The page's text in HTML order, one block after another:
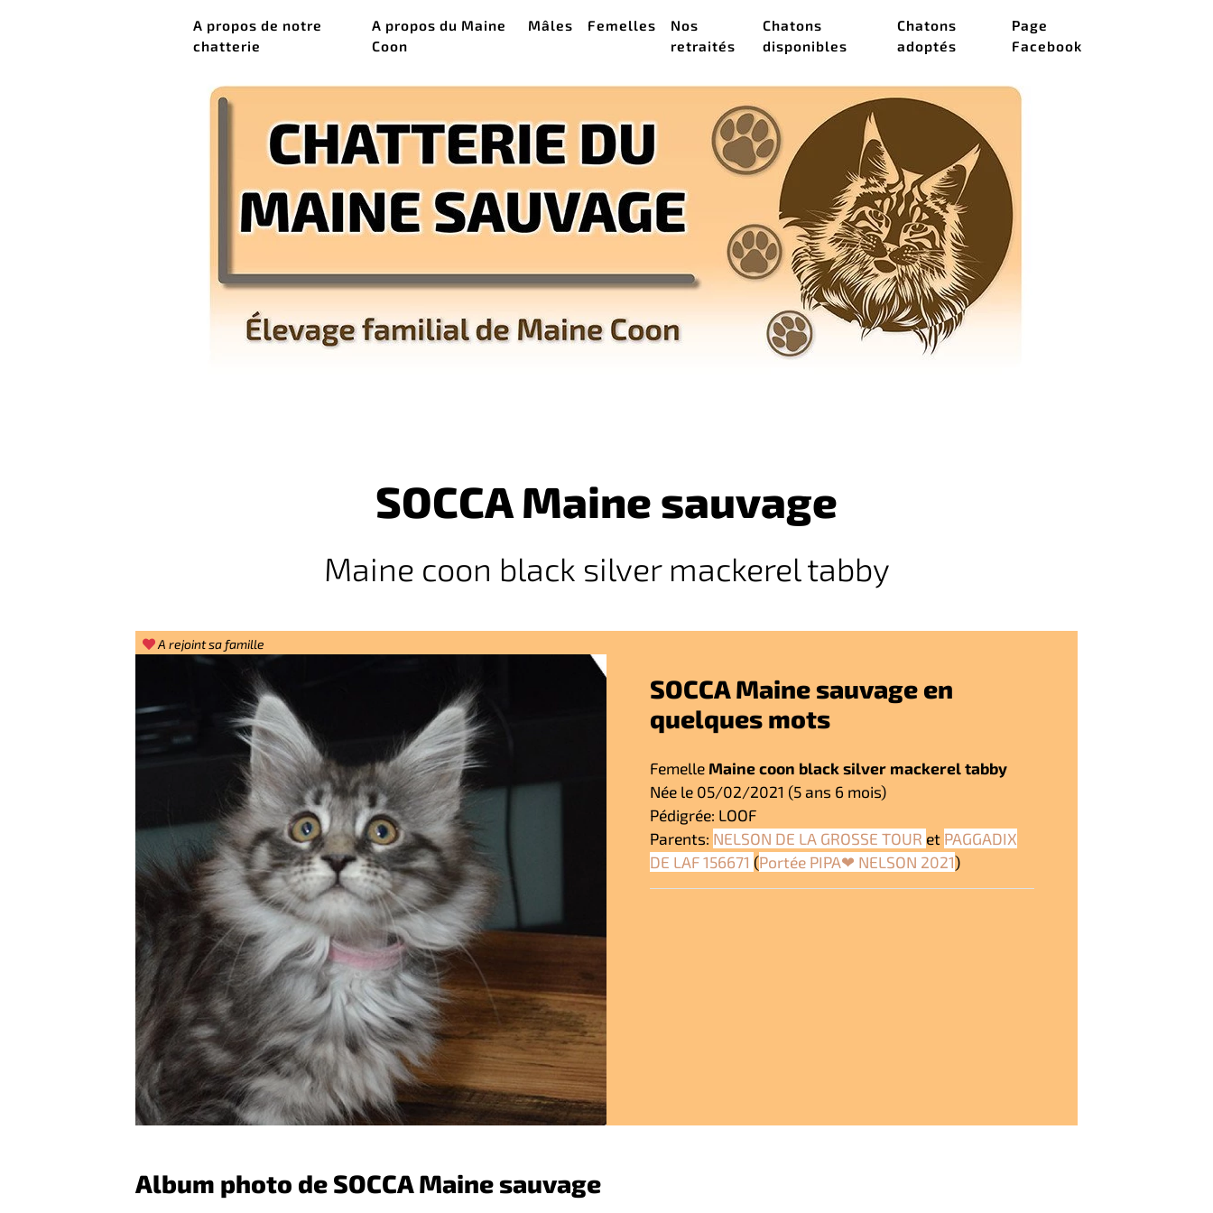
A propos de notre
chatterie
A propos du Maine
Coon
Mâles Femelles
Nos
retraités
Chatons
disponibles
Chatons
adoptés
Page
Facebook
SOCCA Maine sauvage
Maine coon black silver mackerel tabby
A rejoint sa famille
SOCCA Maine sauvage en
quelques mots
Femelle Maine coon black silver mackerel tabby
Née le 05/02/2021 (5 ans 6 mois)
Pédigrée: LOOF
Parents: NELSON DE LA GROSSE TOUR et PAGGADIX
DE LAF 156671 (Portée PIPA❤ NELSON 2021)
Album photo de SOCCA Maine sauvage